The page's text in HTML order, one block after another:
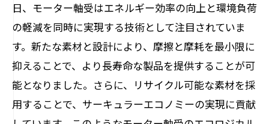
日、モーター軸受はエネルギー効率の向上と環境負荷
の軽減を同時に実現する技術として注目されていま
す。新たな素材と設計により、摩擦と摩耗を最小限に
抑えることで、より長寿命な製品を提供することが可
能となりました。さらに、リサイクル可能な素材を採
用することで、サーキュラーエコノミーの実現に貢献